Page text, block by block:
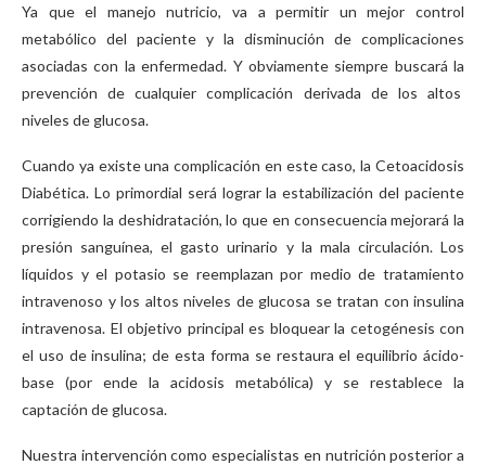
Ya que el manejo nutricio, va a permitir un mejor control
metabólico del paciente y la disminución de complicaciones
asociadas con la enfermedad. Y obviamente siempre buscará la
prevención de cualquier complicación derivada de los altos
niveles de glucosa.
Cuando ya existe una complicación en este caso, la Cetoacidosis
Diabética. Lo primordial será lograr la estabilización del paciente
corrigiendo la deshidratación, lo que en consecuencia mejorará la
presión sanguínea, el gasto urinario y la mala circulación. Los
líquidos y el potasio se reemplazan por medio de tratamiento
intravenoso y los altos niveles de glucosa se tratan con insulina
intravenosa. El objetivo principal es bloquear la cetogénesis con
el uso de insulina; de esta forma se restaura el equilibrio ácido-
base (por ende la acidosis metabólica) y se restablece la
captación de glucosa.
Nuestra intervención como especialistas en nutrición posterior a